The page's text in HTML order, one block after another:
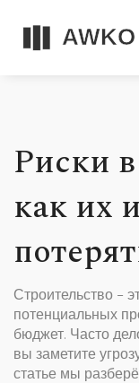
Риски
как их
Строительство –
потенциальных
бюджет. Часто
вы заметите
статье мы